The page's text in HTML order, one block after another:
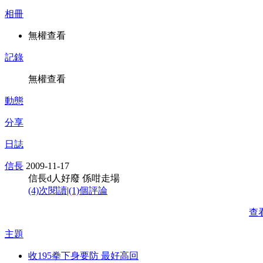
相冊
無權查看
記錄
無權查看
動態
分享
日誌
信長 2009-11-17
信長d人好廢 係咁走場
(4)次閱讀|(1)個評論
查
主題
收195拳下身要防 最好高回